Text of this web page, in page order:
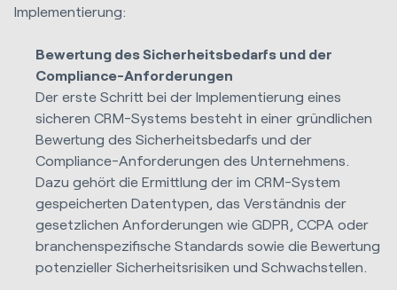
Implementierung:
Bewertung des Sicherheitsbedarfs und der
Compliance-Anforderungen
Der erste Schritt bei der Implementierung eines
sicheren CRM-Systems besteht in einer gründlichen
Bewertung des Sicherheitsbedarfs und der
Compliance-Anforderungen des Unternehmens.
Dazu gehört die Ermittlung der im CRM-System
gespeicherten Datentypen, das Verständnis der
gesetzlichen Anforderungen wie GDPR, CCPA oder
branchenspezifische Standards sowie die Bewertung
potenzieller Sicherheitsrisiken und Schwachstellen.